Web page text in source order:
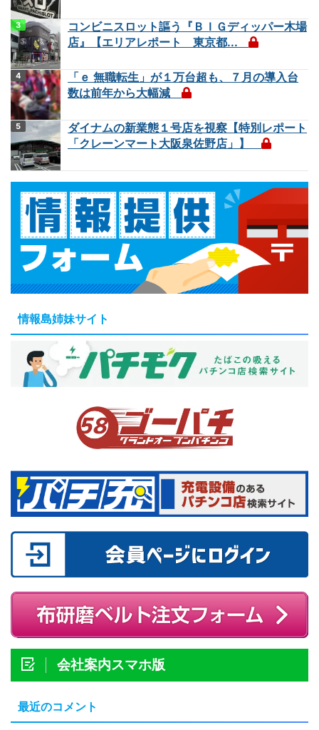
コンビニスロット謳う『ＢＩＧディッパー木場
店』【エリアレポート 東京都...
「ｅ 無職転生」が１万台超も、７月の導入台
数は前年から大幅減
ダイナムの新業態１号店を視察【特別レポート
「クレーンマート大阪泉佐野店」】
情報島姉妹サイト
会社案内スマホ版
最近のコメント